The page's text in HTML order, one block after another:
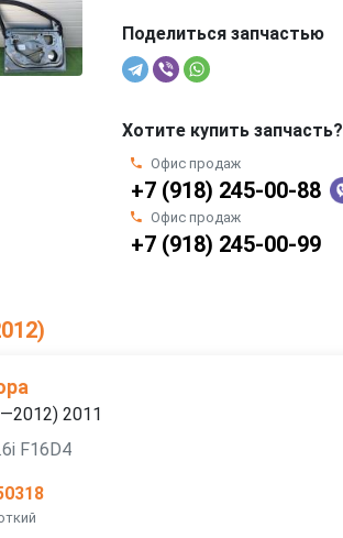
Поделиться запчастью
Хотите купить запчасть?
Офис продаж
+7 (918) 245-00-88
Офис продаж
+7 (918) 245-00-99
2011
F16D4